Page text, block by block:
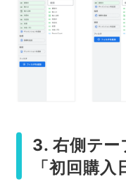
3. 右側テー
「初回購